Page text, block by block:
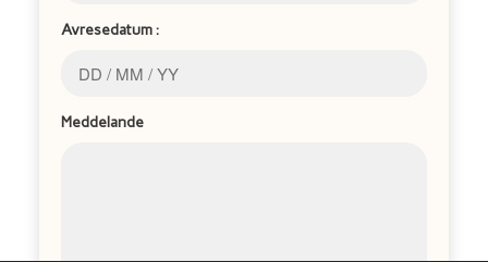
Avresedatum :
Meddelande